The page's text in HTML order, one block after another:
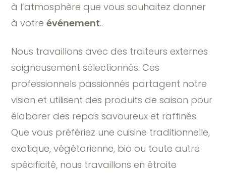
à l’atmosphère que vous souhaitez donner
à votreévénement..
Nous travaillons avec des traiteurs externes
soigneusement sélectionnés. Ces
professionnels passionnés partagent notre
vision et utilisent des produits de saison pour
élaborer des repas savoureux et raffinés.
Que vous préfériez une cuisine traditionnelle,
exotique, végétarienne, bio ou toute autre
spécificité, nous travaillons en étroite